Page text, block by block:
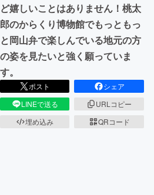
ど嬉しいことはありません！桃太
郎のからくり博物館でもっともっ
と岡山弁で楽しんでいる地元の方
の姿を見たいと強く願っていま
す。
ポスト
シェア
LINEで送る
URLコピー
埋め込み
QRコード